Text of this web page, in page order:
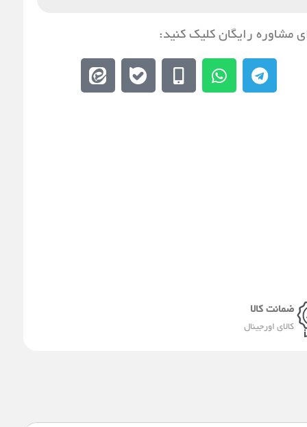
مشاوره رایگان کلیک کنید:
T
e
W
h
M
o
E
b
E
e
ضمانت کالا
کالای اورجینال